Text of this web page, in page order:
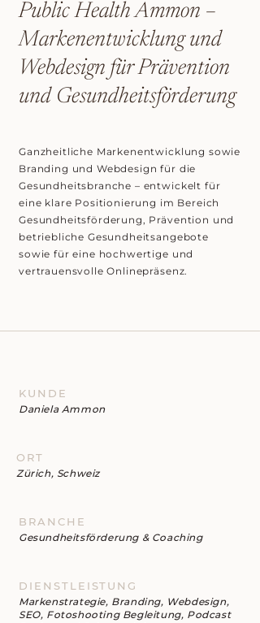
Public Health Ammon –
Markenentwicklung und
Webdesign für Prävention
und Gesundheitsförderung
Ganzheitliche Markenentwicklung sowie
Branding und Webdesign für die
Gesundheitsbranche – entwickelt für
eine klare Positionierung im Bereich
Gesundheitsförderung, Prävention und
betriebliche Gesundheitsangebote
sowie für eine hochwertige und
vertrauensvolle Onlinepräsenz.
KUNDE
Daniela Ammon
ORT
Zürich, Schweiz
BRANCHE
Gesundheitsförderung & Coaching
DIENSTLEISTUNG
Markenstrategie, Branding, Webdesign,
SEO, Fotoshooting Begleitung, Podcast